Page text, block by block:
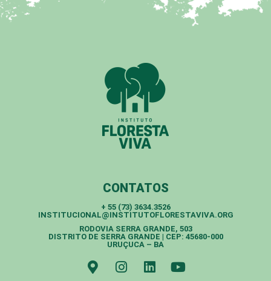
CONTATOS
+ 55 (73) 3634.3526
INSTITUCIONAL@INSTITUTOFLORESTAVIVA.ORG
RODOVIA SERRA GRANDE, 503
DISTRITO DE SERRA GRANDE | CEP: 45680-000
URUÇUCA – BA